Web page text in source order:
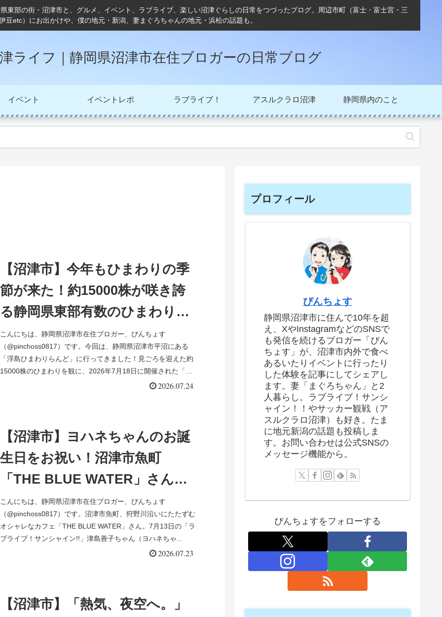
東部の街・沼津市と、グルメ、イベント、ラブライブ、楽しい沼津ぐらしの日常をつづったブログ。周辺市町（富士・富士宮・三
豆etc）にお出かけや、僕の地元・新潟、妻まぐろちゃんの地元・浜松の話題も。
ライフ｜静岡県沼津市在住ブロガーの日常ブログ
イベント イベントレポ ラブライブ！ アスルクラロ沼津 静岡県内のこと
【沼津市】今年もひまわりの季
節が来た！約15000株が咲き誇
る静岡県東部有数のひまわりス
ポット「浮島ひまわりらんど」
こんにちは、静岡県沼津市在住ブロガー、ぴんちょす
（@pinchoss0817）です。今回は、静岡県沼津市平沼にある
「浮島ひまわりらんど」に行ってきました！見ごろを迎えた約
15000株のひまわりを観に、2026年7月18日に開催された「浮
2026.07.24
【沼津市】ヨハネちゃんのお誕
生日をお祝い！沼津市魚町
「THE BLUE WATER」さんで
期間限定の「ラブライブ！サン
シャイン！！」コラボランチ
こんにちは、静岡県沼津市在住ブロガー、ぴんちょす
（@pinchoss0817）です。沼津市魚町、狩野川沿いにたたずむ
オシャレなカフェ「THE BLUE WATER」さん。7月13日の「ラ
ブライブ！サンシャイン!!」津島善子ちゃん（ヨハネちゃ...
2026.07.23
【沼津市】「熱気、夜空へ。」
プロフィール
ぴんちょす
静岡県沼津市に住んで10年を超
え、XやInstagramなどのSNSで
も発信を続けるブロガー「ぴん
ちょす」が、沼津市内外で食べ
あるいたりイベントに行ったり
した体験を記事にしてシェアし
ます。妻「まぐろちゃん」と2
人暮らし。ラブライブ！サンシ
ャイン！！やサッカー観戦（ア
スルクラロ沼津）も好き。たま
に地元新潟の話題も投稿しま
す。お問い合わせは公式SNSの
メッセージ機能から。
ぴんちょすをフォローする